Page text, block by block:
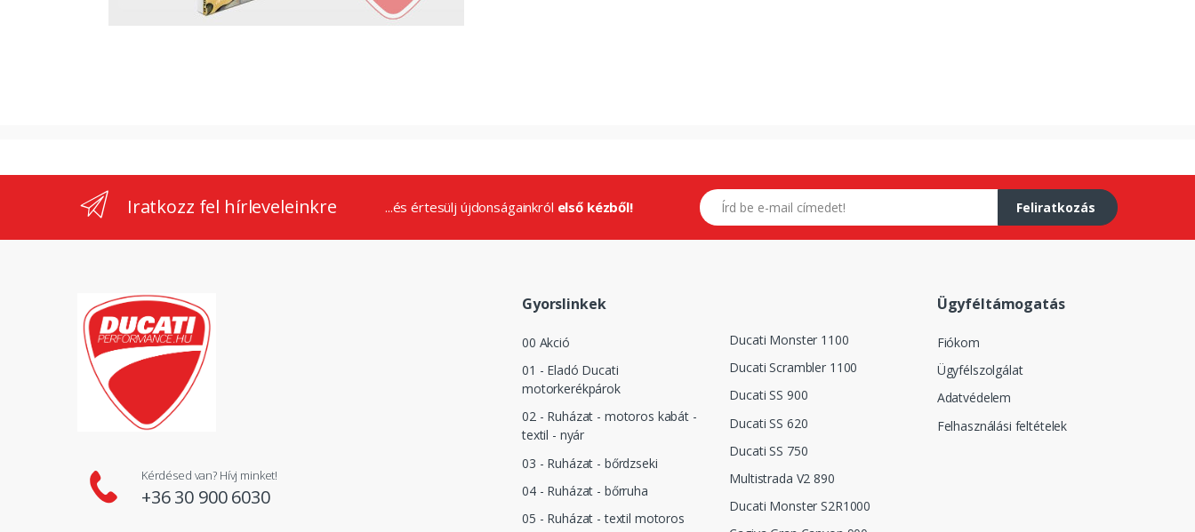
Iratkozz fel hírleveleinkre ...és értesülj újdonságainkról első kézből!
E-mail címed
Feliratkozás
Kérdésed van? Hívj minket!
+36 30 900 6030
Gyorslinkek
00 Akció
01 - Eladó Ducati
motorkerékpárok
02 - Ruházat - motoros kabát -
textil - nyár
03 - Ruházat - bőrdzseki
04 - Ruházat - bőrruha
05 - Ruházat - textil motoros
Ducati Monster 1100
Ducati Scrambler 1100
Ducati SS 900
Ducati SS 620
Ducati SS 750
Multistrada V2 890
Ducati Monster S2R1000
Ügyféltámogatás
Fiókom
Ügyfélszolgálat
Adatvédelem
Felhasználási feltételek